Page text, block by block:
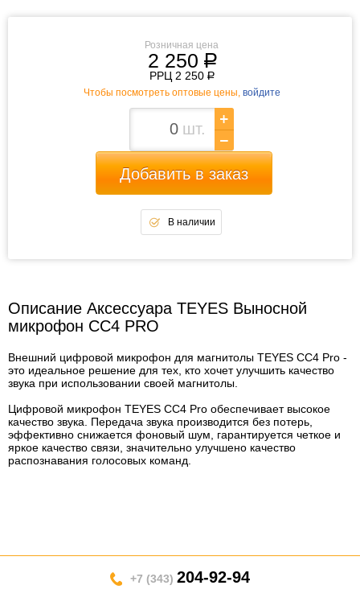
Розничная цена
2 250 р
РРЦ 2 250 р
Чтобы посмотреть оптовые цены, войдите
шт.
Добавить в заказ
В наличии
Описание Аксессуара TEYES Выносной
микрофон CC4 PRO
Внешний цифровой микрофон для магнитолы TEYES CC4 Pro -
это идеальное решение для тех, кто хочет улучшить качество
звука при использовании своей магнитолы.
Цифровой микрофон TEYES CC4 Pro обеспечивает высокое
качество звука. Передача звука производится без потерь,
эффективно снижается фоновый шум, гарантируется четкое и
яркое качество связи, значительно улучшено качество
распознавания голосовых команд.
+7 (343) 204-92-94